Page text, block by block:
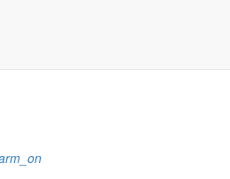
die Markersdorfer Kirchtürme hinaus